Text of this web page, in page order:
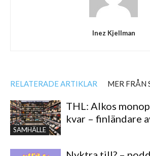
Inez Kjellman
RELATERADE ARTIKLAR MER FRÅN
SAMHÄLLE
THL: Alkos
kvar – finländare